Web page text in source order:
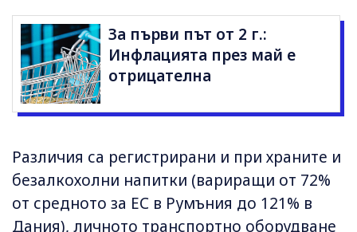
За първи път от 2 г.:
Инфлацията през май е
отрицателна
Различия са регистрирани и при храните и
безалкохолни напитки (вариращи от 72%
от средното за ЕС в Румъния до 121% в
Дания), личното транспортно оборудване